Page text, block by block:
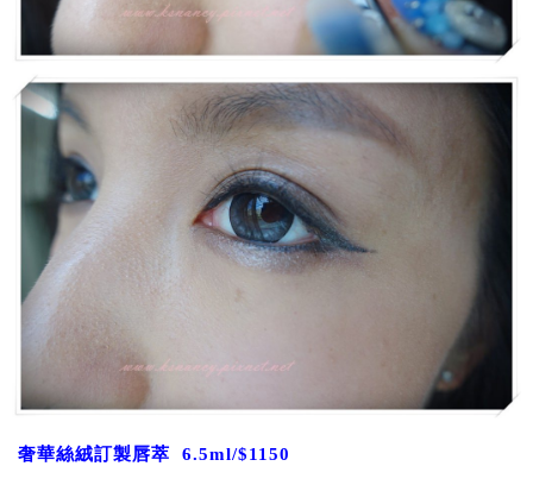
奢華絲絨訂製唇萃 6.5ml/$1150